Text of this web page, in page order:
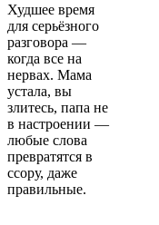
Худшее время
для серьёзного
разговора —
когда все на
нервах. Мама
устала, вы
злитесь, папа не
в настроении —
любые слова
превратятся в
ссору, даже
правильные.